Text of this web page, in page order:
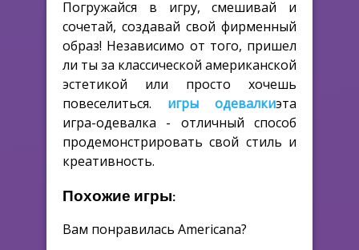
Погружайся в игру, смешивай и
сочетай, создавай свой фирменный
образ! Независимо от того, пришел
ли ты за классической американской
эстетикой или просто хочешь
повеселиться. игры одевалкиэта
игра-одевалка - отличный способ
продемонстрировать свой стиль и
креативность.
Похожие игры:
Вам понравилась Americana?